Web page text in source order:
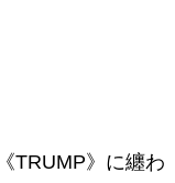
TRUMP》に纏わ